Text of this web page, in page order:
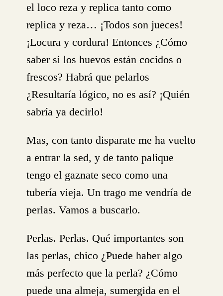
el loco reza y replica tanto como
replica y reza… ¡Todos son jueces!
¡Locura y cordura! Entonces ¿Cómo
saber si los huevos están cocidos o
frescos? Habrá que pelarlos
¿Resultaría lógico, no es así? ¡Quién
sabría ya decirlo!
Mas, con tanto disparate me ha vuelto
a entrar la sed, y de tanto palique
tengo el gaznate seco como una
tubería vieja. Un trago me vendría de
perlas. Vamos a buscarlo.
Perlas. Perlas. Qué importantes son
las perlas, chico ¿Puede haber algo
más perfecto que la perla? ¿Cómo
puede una almeja, sumergida en el